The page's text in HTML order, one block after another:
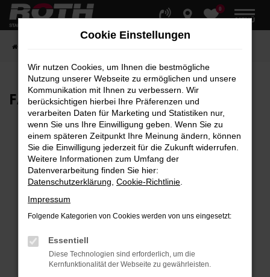
Zum
Hauptinhalt
0
MENÜ
FAHRZEUG-SHOWROOM
Fehler: Network Error
Beim Laden ist ein Fehler aufgetreten.
Hier sind ein paar Tipps, die dir helfen können:
Überprüfe deine Firewall und deine
Laden andere Webseiten, zum Beispiel deine
Suchmaschine?
Prüfe deine Browsererweiterungen.
Cookie Einstellungen
Wir nutzen Cookies, um Ihnen die bestmögliche
Nutzung unserer Webseite zu ermöglichen und unsere
Kommunikation mit Ihnen zu verbessern. Wir
berücksichtigen hierbei Ihre Präferenzen und
verarbeiten Daten für Marketing und Statistiken nur,
wenn Sie uns Ihre Einwilligung geben. Wenn Sie zu
einem späteren Zeitpunkt Ihre Meinung ändern, können
Sie die Einwilligung jederzeit für die Zukunft widerrufen.
Weitere Informationen zum Umfang der
Datenverarbeitung finden Sie hier:
Datenschutzerklärung Cookie-Richtlinie
Impressum
Folgende Kategorien von Cookies werden von uns eingesetzt:
Essentiell
Diese Technologien sind erforderlich, um die
Kernfunktionalität der Webseite zu gewährleisten.